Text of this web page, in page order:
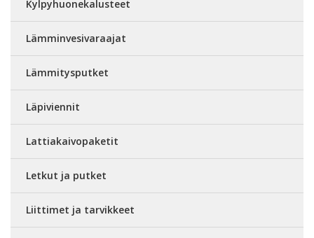
Kylpyhuonekalusteet
Lämminvesivaraajat
Lämmitysputket
Läpiviennit
Lattiakaivopaketit
Letkut ja putket
Liittimet ja tarvikkeet